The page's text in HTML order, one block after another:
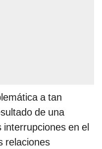
a tan
de una
interrupciones en el
relaciones